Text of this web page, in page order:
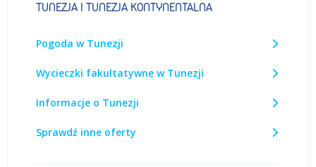
TUNEZJA I TUNEZJA KONTYNENTALNA
Pogoda w Tunezji
Wycieczki fakultatywne w Tunezji
Informacje o Tunezji
Sprawdź inne oferty